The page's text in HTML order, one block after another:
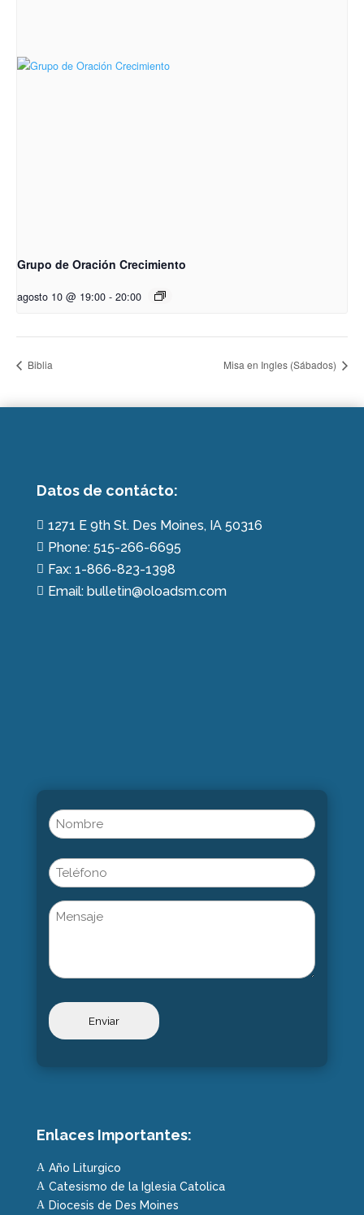
Grupo de Oración Crecimiento
agosto 10 @ 19:00 - 20:00
Biblia Misa en Ingles (Sábados)
Datos de contácto:
 1271 E 9th St. Des Moines, IA 50316
 Phone: 515-266-6695
 Fax: 1-866-823-1398
 Email: bulletin@oloadsm.com
Name
(Obligatorio)
Phone
Untitled
Enlaces Importantes:
A Año Liturgico
A Catesismo de la Iglesia Catolica
A Diocesis de Des Moines